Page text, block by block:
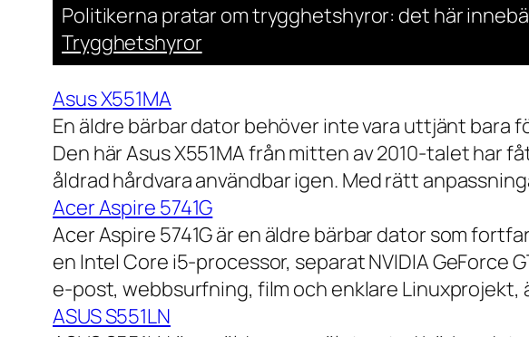
Politikerna pratar om trygghetshyror: det här
Trygghetshyror
Asus X551MA
En äldre bärbar dator behöver inte vara uttjänt bara
Den här Asus X551MA från mitten av 2010-talet har
åldrad hårdvara användbar igen. Med rätt
Acer Aspire 5741G
Acer Aspire 5741G är en äldre bärbar dator som
en Intel Core i5-processor, separat NVIDIA GeForce
e-post, webbsurfning, film och enklare Linuxprojekt,
ASUS S551LN